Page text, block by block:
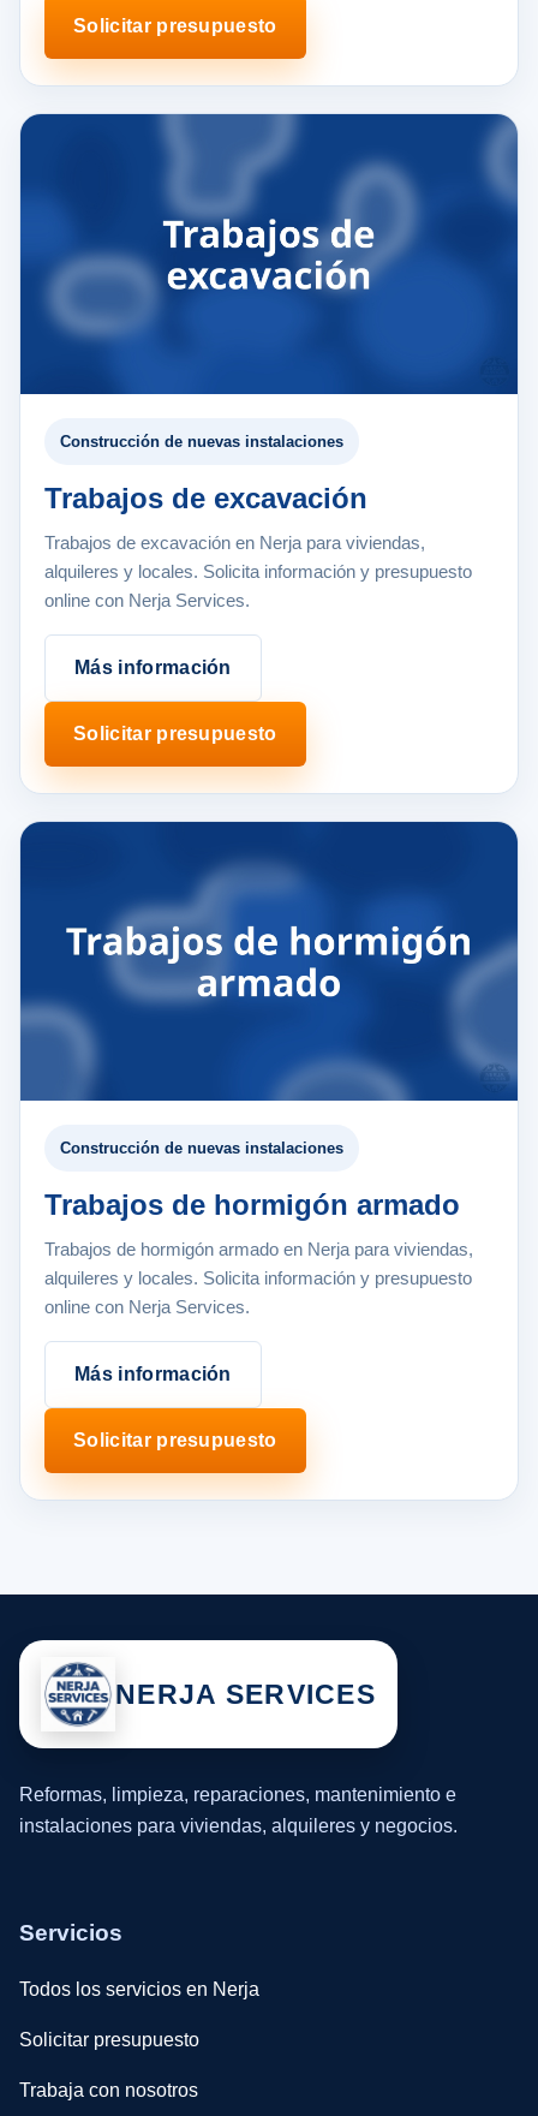
Solicitar presupuesto
Construcción de nuevas instalaciones
Trabajos de excavación
Trabajos de excavación en Nerja para viviendas,
alquileres y locales. Solicita información y presupuesto
online con Nerja Services.
Más información
Solicitar presupuesto
Construcción de nuevas instalaciones
Trabajos de hormigón armado
Trabajos de hormigón armado en Nerja para viviendas,
alquileres y locales. Solicita información y presupuesto
online con Nerja Services.
Más información
Solicitar presupuesto
NERJA SERVICES
Reformas, limpieza, reparaciones, mantenimiento e
instalaciones para viviendas, alquileres y negocios.
Servicios
Todos los servicios en Nerja
Solicitar presupuesto
Trabaja con nosotros